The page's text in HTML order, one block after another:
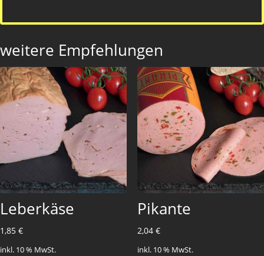
weitere Empfehlungen
Leberkäse
1,85 €
inkl. 10 % MwSt.
Pikante
2,04 €
inkl. 10 % MwSt.